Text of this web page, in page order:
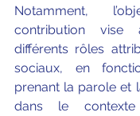
Notamment,
contribution
différents rôles
sociaux, en
prenant la parole et
dans le